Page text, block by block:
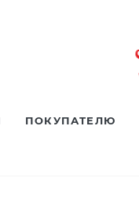
ПОКУПАТЕЛЮ